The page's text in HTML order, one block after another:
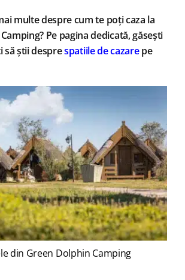
multe despre cum te poți caza la
Pe pagina dedicată, găsești
să știi desprespatiile de cazarepe
din Green Dolphin Camping